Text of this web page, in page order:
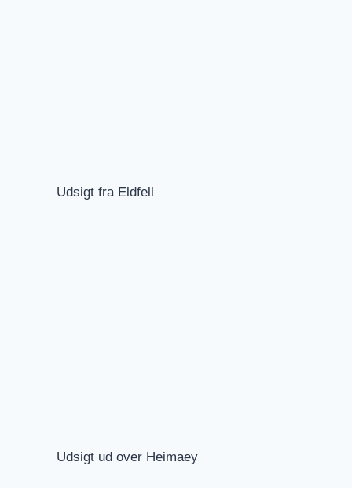
Udsigt fra Eldfell
Udsigt ud over Heimaey